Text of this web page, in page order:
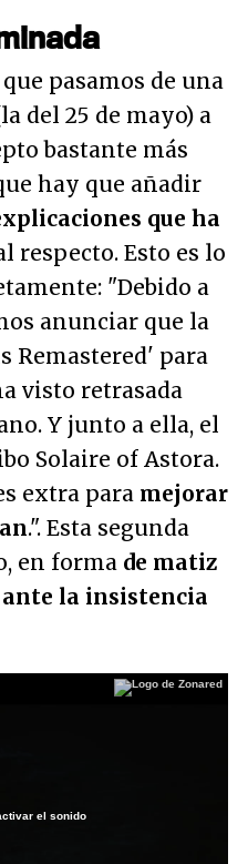
pasamos de una
del 25 de mayo) a
bastante más
hay que añadir
que ha
respecto. Esto es lo
"Debido a
anunciar que la
Remastered' para
visto retrasada
Y junto a ella, el
Solaire of Astora.
extra para mejorar
.". Esta segunda
en forma de matiz
la insistencia
el sonido